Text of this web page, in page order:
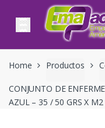
Skip to navigation
Skip to content
Home Productos
CONJUNTO DE
AZUL – 35 / 50 GRS X M2